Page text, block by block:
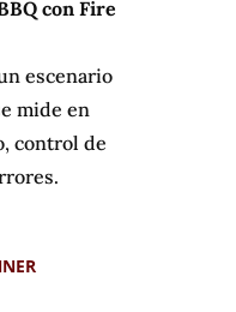
con Fire
escenario
mide en
control de